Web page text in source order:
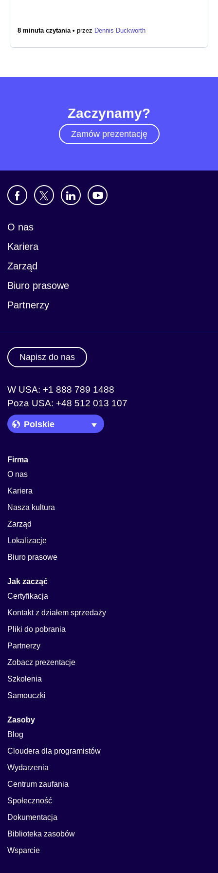
Biuro prasowe
8 minuta czytania • przez Dennis Duckworth
Zaczynamy?
Zamów prezentację
O nas
Kariera
Zarząd
Biuro prasowe
Partnerzy
Napisz do nas
W USA: +1 888 789 1488
Poza USA: +48 512 013 107
Language Picker
Firma
O nas
Kariera
Nasza kultura
Zarząd
Lokalizacje
Biuro prasowe
Jak zacząć
Certyfikacja
Kontakt z działem sprzedaży
Pliki do pobrania
Partnerzy
Zobacz prezentacje
Szkolenia
Samouczki
Zasoby
Blog
Cloudera dla programistów
Wydarzenia
Centrum zaufania
Społeczność
Dokumentacja
Biblioteka zasobów
Wsparcie